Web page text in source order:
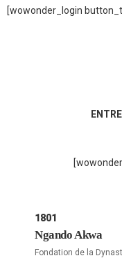
[wowonder_login
1801
Ngando Akwa
Fondation de la